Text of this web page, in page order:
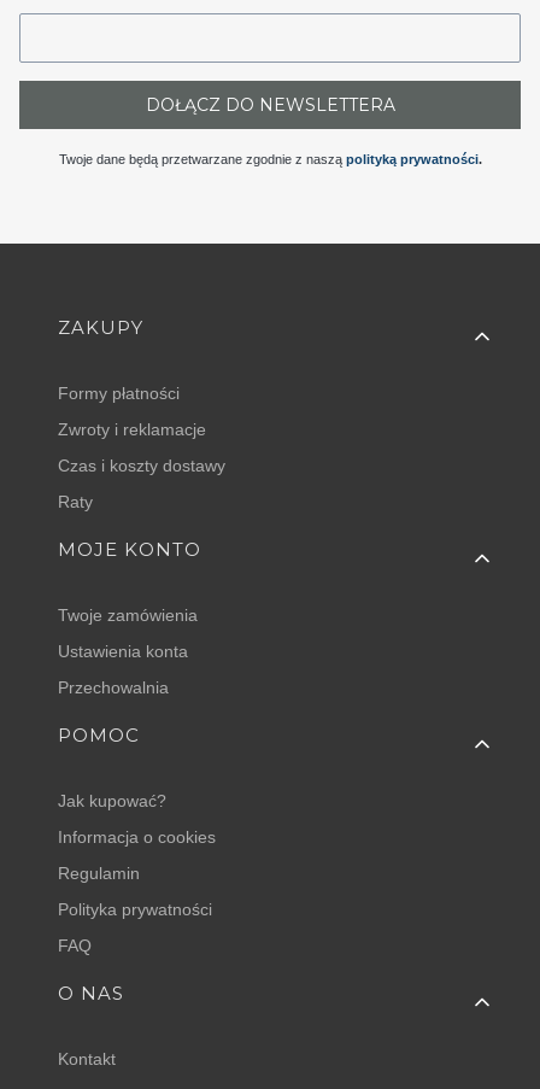
DOŁĄCZ DO NEWSLETTERA
Twoje dane będą przetwarzane zgodnie z naszą polityką prywatności.
Linki w stopce
ZAKUPY
Formy płatności
Zwroty i reklamacje
Czas i koszty dostawy
Raty
MOJE KONTO
Twoje zamówienia
Ustawienia konta
Przechowalnia
POMOC
Jak kupować?
Informacja o cookies
Regulamin
Polityka prywatności
FAQ
O NAS
Kontakt